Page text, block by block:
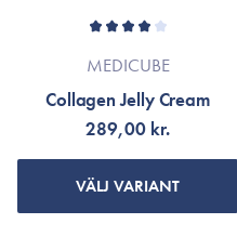
MEDICUBE
Collagen Jelly Cream
289,00 kr.
VÄLJ VARIANT